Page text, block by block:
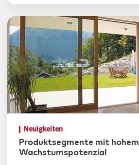
Neuigkeiten
Produktsegmente mit hohem
Wachstumspotenzial